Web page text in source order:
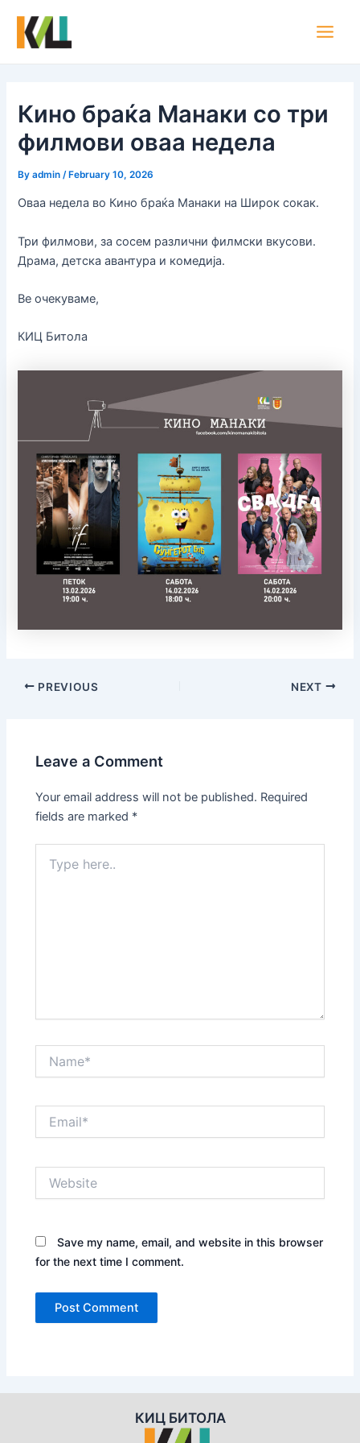
content
Кино браќа Манаки со три
филмови оваа недела
Byadmin /February 10, 2026
Оваа недела во Кино браќа Манаки на Широк сокак.
Три филмови, за сосем различни филмски вкусови.
Драма, детска авантура и комедија.
Ве очекуваме,
КИЦ Битола
navigation
PREVIOUS NEXT
Leave a Comment
Your email address will not be published. Required
fields are marked *
here..
Save my name, email, and website in this browser
for the next time I comment.
КИЦ БИТОЛА